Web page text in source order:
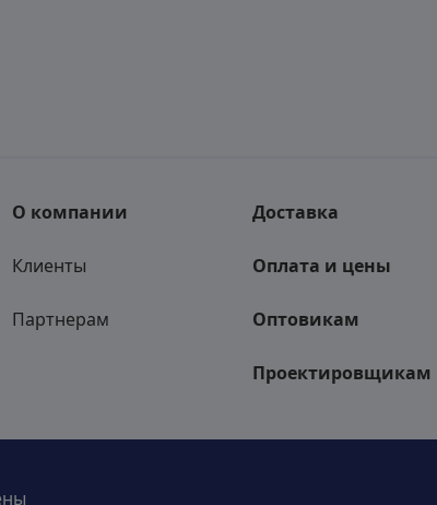
О компании
Клиенты
Партнерам
Доставка
Оплата и цены
Оптовикам
Проектировщикам